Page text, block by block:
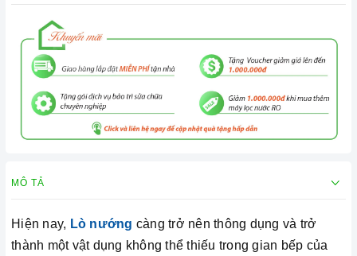
MÔ TẢ
Hiện nay, Lò nướng càng trở nên thông dụng và trở
thành một vật dụng không thể thiếu trong gian bếp của